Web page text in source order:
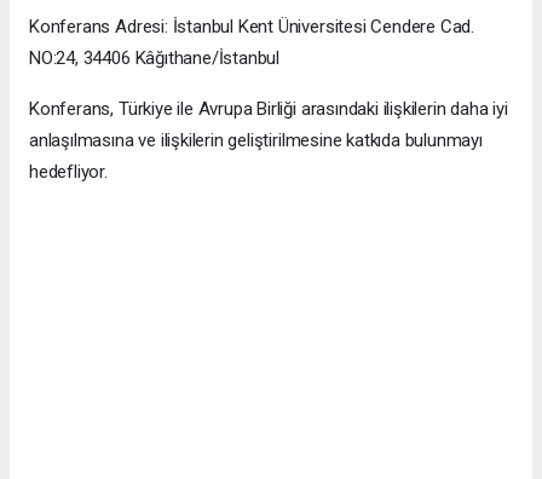
Konferans Adresi: İstanbul Kent Üniversitesi Cendere Cad.
NO:24, 34406 Kâğıthane/İstanbul
Konferans, Türkiye ile Avrupa Birliği arasındaki ilişkilerin daha iyi
anlaşılmasına ve ilişkilerin geliştirilmesine katkıda bulunmayı
hedefliyor.